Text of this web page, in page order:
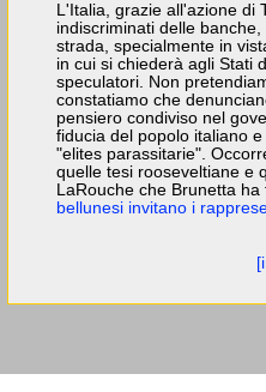
L'Italia, grazie all'azione di
indiscriminati delle
strada, specialmente in
in cui si chiederà agli Stati
speculatori. Non
constatiamo che
pensiero condiviso nel
fiducia del popolo italiano
"elites parassitarie".
quelle tesi rooseveltiane e
LaRouche che Brunetta
bellunesi invitano i